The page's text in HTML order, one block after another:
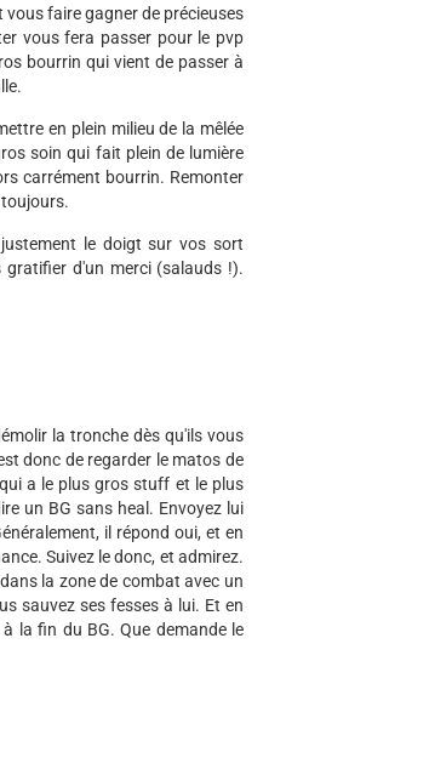
faire gagner de précieuses
vous fera passer pour le pvp
bourrin qui vient de passer à
en plein milieu de la mêlée
soin qui fait plein de lumière
carrément bourrin. Remonter
le doigt sur vos sort
d'un merci (salauds !).
la tronche dès qu'ils vous
donc de regarder le matos de
a le plus gros stuff et le plus
un BG sans heal. Envoyez lui
il répond oui, et en
Suivez le donc, et admirez.
la zone de combat avec un
sauvez ses fesses à lui. Et en
la fin du BG. Que demande le